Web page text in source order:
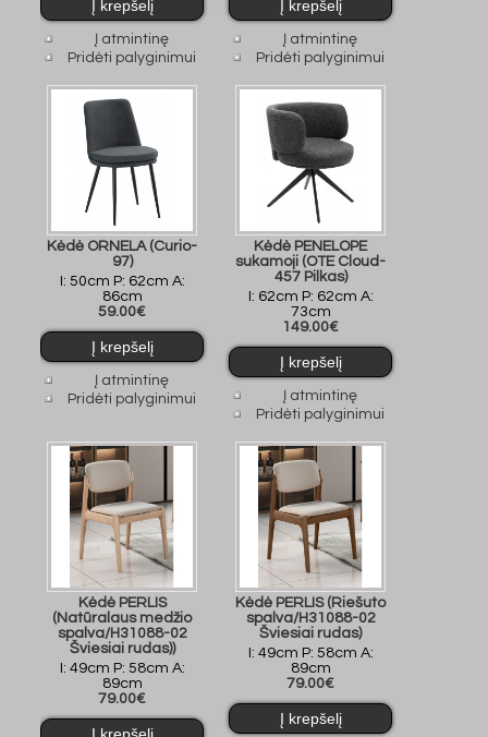
Į atmintinę
Pridėti palyginimui
Į atmintinę
Pridėti palyginimui
Kėdė ORNELA (Curio-
97)
I: 50cm P: 62cm A:
86cm
59.00€
Į atmintinę
Pridėti palyginimui
Kėdė PENELOPE
sukamoji (OTE Cloud-
457 Pilkas)
I: 62cm P: 62cm A:
73cm
149.00€
Į atmintinę
Pridėti palyginimui
Kėdė PERLIS
(Natūralaus medžio
spalva/H31088-02
Šviesiai rudas))
I: 49cm P: 58cm A:
89cm
79.00€
Kėdė PERLIS (Riešuto
spalva/H31088-02
Šviesiai rudas)
I: 49cm P: 58cm A:
89cm
79.00€